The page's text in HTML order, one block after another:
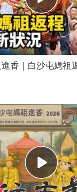
進香｜白沙屯媽